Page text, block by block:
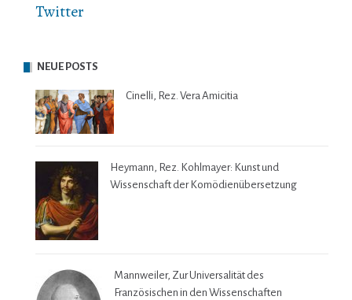
Twitter
NEUE POSTS
Cinelli, Rez. Vera Amicitia
Heymann, Rez. Kohlmayer: Kunst und
Wissenschaft der Komödienübersetzung
Mannweiler, Zur Universalität des
Französischen in den Wissenschaften